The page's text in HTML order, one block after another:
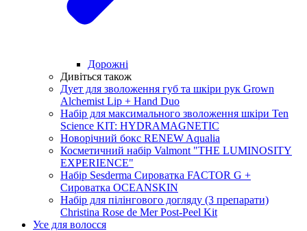
Дорожні
Дивіться також
Дует для зволоження губ та шкіри рук Grown
Alchemist Lip + Hand Duo
Набір для максимального зволоження шкіри Ten
Science KIT: HYDRAMAGNETIC
Новорічний бокс RENEW Aqualia
Косметичний набір Valmont "THE LUMINOSITY
EXPERIENCE"
Набір Sesderma Сироватка FACTOR G +
Сироватка OCEANSKIN
Набір для пілінгового догляду (3 препарати)
Christina Rose de Mer Post-Peel Kit
Усе для волосся